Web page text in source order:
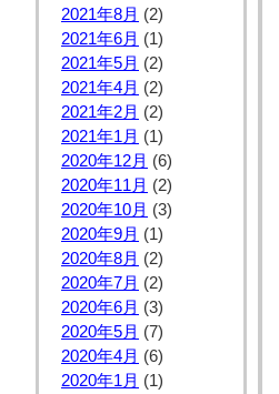
2021年8月 (2)
2021年6月 (1)
2021年5月 (2)
2021年4月 (2)
2021年2月 (2)
2021年1月 (1)
2020年12月 (6)
2020年11月 (2)
2020年10月 (3)
2020年9月 (1)
2020年8月 (2)
2020年7月 (2)
2020年6月 (3)
2020年5月 (7)
2020年4月 (6)
2020年1月 (1)